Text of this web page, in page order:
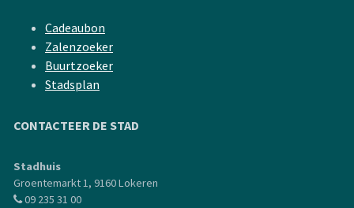
Cadeaubon
Zalenzoeker
Buurtzoeker
Stadsplan
CONTACTEER DE STAD
Stadhuis
Groentemarkt 1, 9160 Lokeren
09 235 31 00